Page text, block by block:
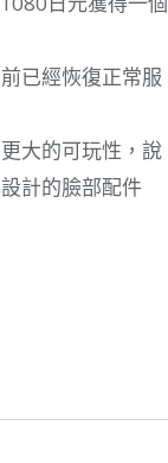
已經恢復正常服
大的可玩性，說
計的臉部配件